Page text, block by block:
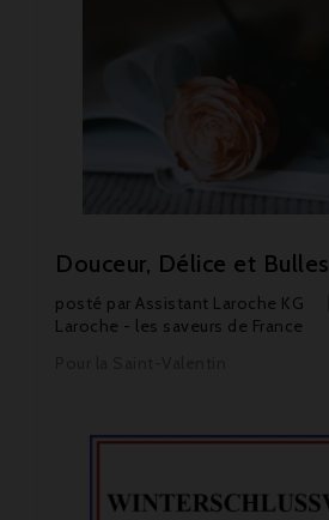
Douceur, Délice et Bulles
posté par Assistant Laroche KG
Laroche - les saveurs de France